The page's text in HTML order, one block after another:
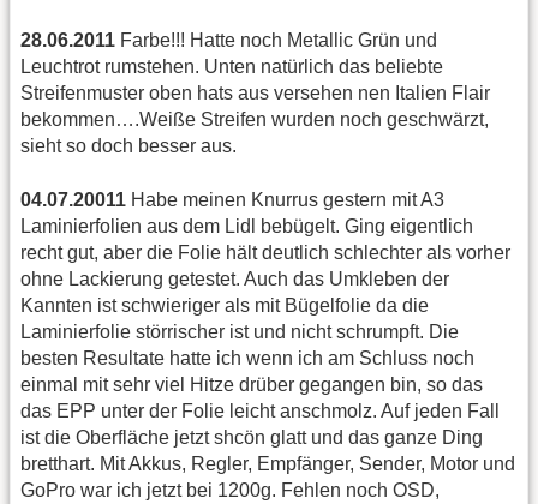
28.06.2011 Farbe!!! Hatte noch Metallic Grün und
Leuchtrot rumstehen. Unten natürlich das beliebte
Streifenmuster oben hats aus versehen nen Italien Flair
bekommen….Weiße Streifen wurden noch geschwärzt,
sieht so doch besser aus.
04.07.20011 Habe meinen Knurrus gestern mit A3
Laminierfolien aus dem Lidl bebügelt. Ging eigentlich
recht gut, aber die Folie hält deutlich schlechter als vorher
ohne Lackierung getestet. Auch das Umkleben der
Kannten ist schwieriger als mit Bügelfolie da die
Laminierfolie störrischer ist und nicht schrumpft. Die
besten Resultate hatte ich wenn ich am Schluss noch
einmal mit sehr viel Hitze drüber gegangen bin, so das
das EPP unter der Folie leicht anschmolz. Auf jeden Fall
ist die Oberfläche jetzt shcön glatt und das ganze Ding
bretthart. Mit Akkus, Regler, Empfänger, Sender, Motor und
GoPro war ich jetzt bei 1200g. Fehlen noch OSD,